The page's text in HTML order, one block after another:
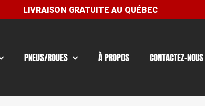
PNEUS/ROUES À PROPOS CONTACTEZ-NOUS